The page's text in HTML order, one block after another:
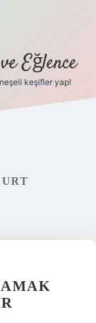
Eğlence
keşifler yap!